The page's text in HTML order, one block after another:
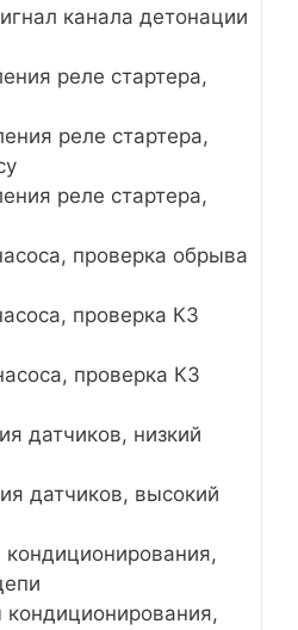
канала детонации
реле стартера,
реле стартера,
реле стартера,
проверка обрыва
проверка КЗ
проверка КЗ
датчиков, низкий
датчиков, высокий